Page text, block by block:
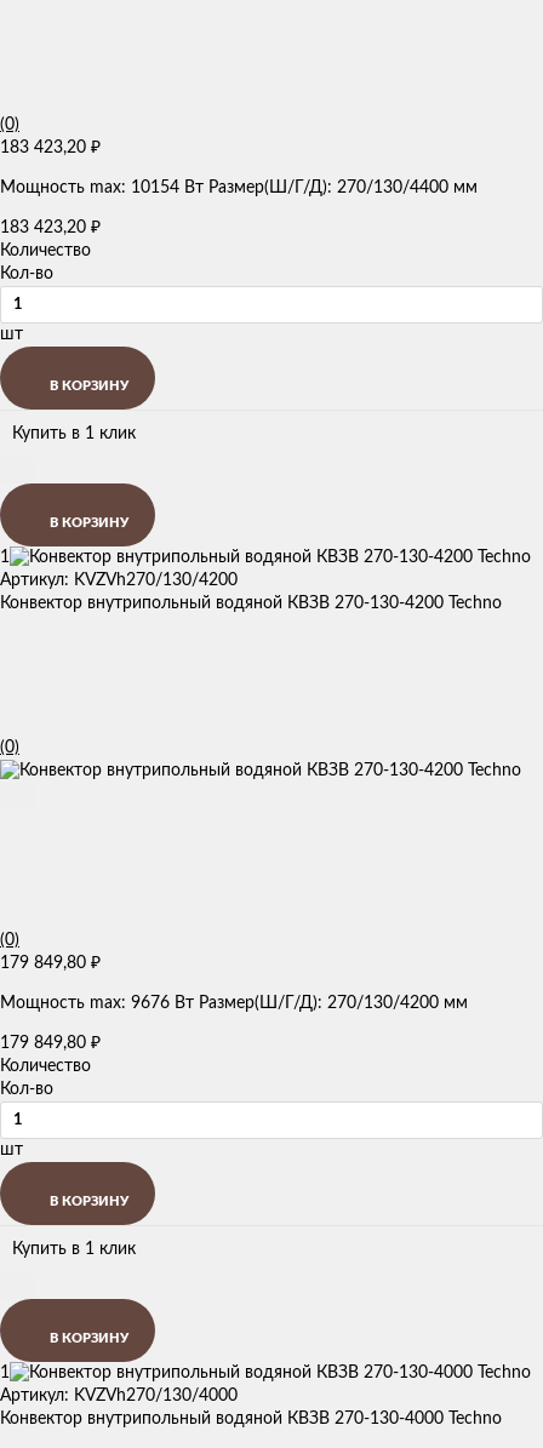
(0)
183 423,20 ₽
Мощность max: 10154 Вт Размер(Ш/Г/Д): 270/130/4400 мм
183 423,20 ₽
Количество
Кол-во
шт
В КОРЗИНУ
Купить в 1 клик
В КОРЗИНУ
1
Артикул: KVZVh270/130/4200
Конвектор внутрипольный водяной КВЗВ 270-130-4200 Techno
(0)
(0)
179 849,80 ₽
Мощность max: 9676 Вт Размер(Ш/Г/Д): 270/130/4200 мм
179 849,80 ₽
Количество
Кол-во
шт
В КОРЗИНУ
Купить в 1 клик
В КОРЗИНУ
1
Артикул: KVZVh270/130/4000
Конвектор внутрипольный водяной КВЗВ 270-130-4000 Techno